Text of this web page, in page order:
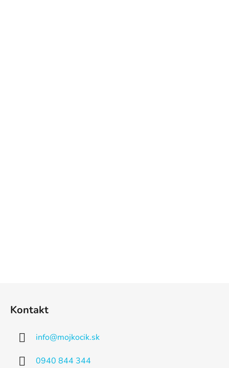
Kontakt
info@mojkocik.sk
0940 844 344